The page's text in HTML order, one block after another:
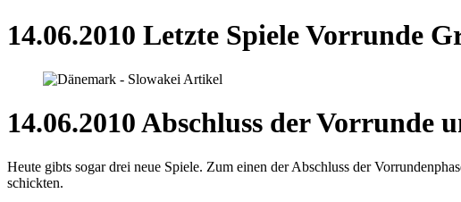
14.06.2010 Letzte Spiele Vorrunde
14.06.2010 Abschluss der
Heute gibts sogar drei neue Spiele. Zum einen der Abschluss der
schickten.